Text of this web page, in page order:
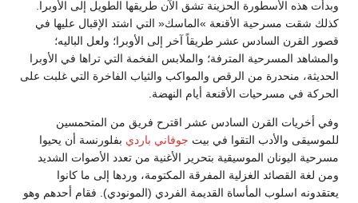
وبدأت هذه الأسطورة الحزينة تشق الآن طريقها الطويل إلى الأوبرا.
كذلك شقت مسرحية الأقنعة »الماسك« التي اشتد الإقبال عليها في
قصور القرن السادس عشر طريقاً آخر إلى الأوبرا؛ ولعل الباليه؛
والمشاهد المسرحية المترفة؛ والملابس الفخمة التي تراها في الأوبرا
الحديثة، منحدرة من الرقص والمواكب والثياب الفاخرة التي غلبت على
الحركة في مسرحيات الأقنعة أيام النهضة.
وفي أخريات القرن السادس عشر اقترح فريق من المتحمسين
للموسيقى والأدب التقوا في بيت جوفاني باردي بفلورنسة أن يحيوا
مسرحية اليونان الموسيقية بتحرير الأغنية من تعدد الأصوات الشديد
ومن لغة القصائد الغزلية المفرقة المكتومة، وردها إلى ما كانوا
يعتقدونه اسلوب المأساة القديمة الفردي (المونودي). فقام أحدهم وهو